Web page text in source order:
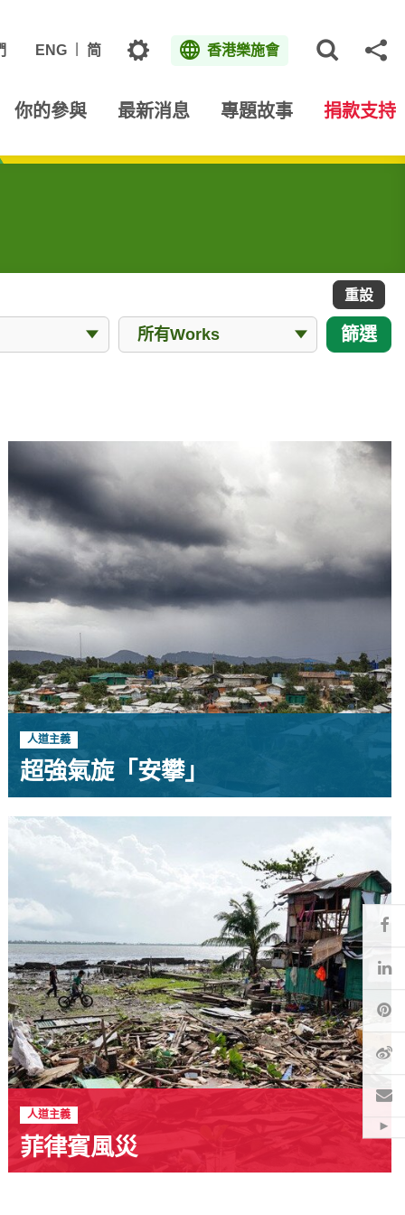
ENG 简 主題 香港樂施會
你的參與 最新消息 專題故事 捐款支持
所有Works
所有Works 篩選
重設
人道主義
超強氣旋「安攀」
人道主義
菲律賓風災